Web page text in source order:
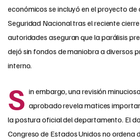
económicos se incluyó en el proyecto de
Seguridad Nacional tras el reciente
autoridades aseguran que la parálisis
dejó sin fondos de maniobra a diversos
interno.
S in embargo, una revisión
aprobado revela matices
la postura oficial del departamento. El
Congreso de Estados Unidos no ordena